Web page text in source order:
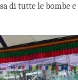
di tutte le bombe